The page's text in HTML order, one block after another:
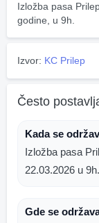
Izložba pasa
godine, u 9h.
Izvor: KC Prilep
Često
Kada se
Izložba pasa
22.03.2026 u 9h.
Gde se